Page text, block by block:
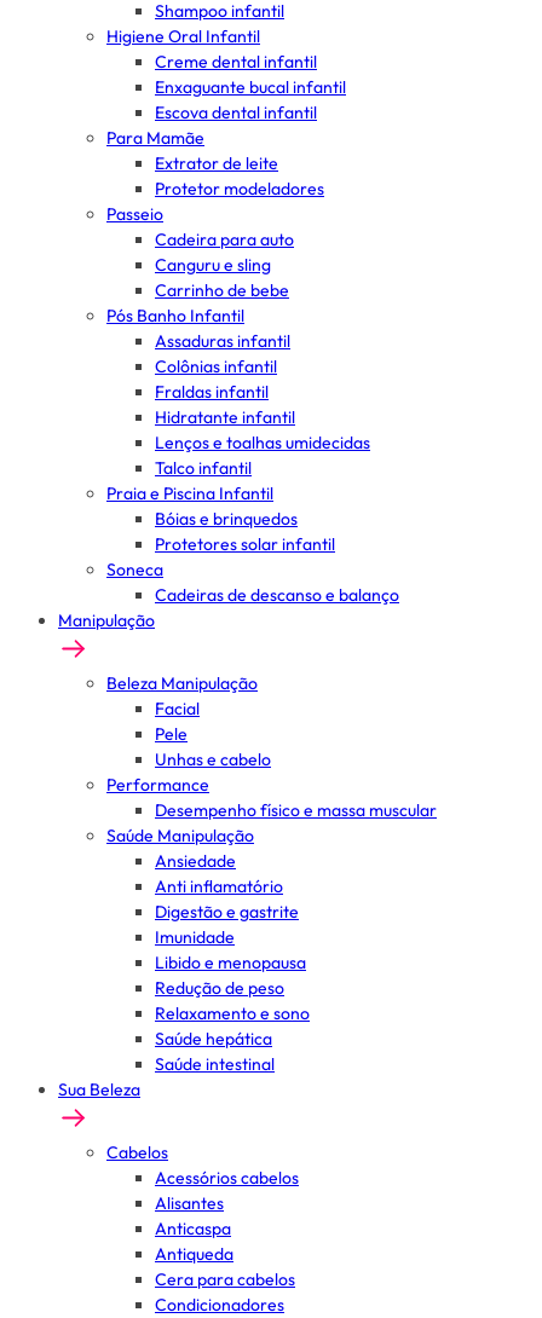
Shampoo infantil
Higiene Oral Infantil
Creme dental infantil
Enxaguante bucal infantil
Escova dental infantil
Para Mamãe
Extrator de leite
Protetor modeladores
Passeio
Cadeira para auto
Canguru e sling
Carrinho de bebe
Pós Banho Infantil
Assaduras infantil
Colônias infantil
Fraldas infantil
Hidratante infantil
Lenços e toalhas umidecidas
Talco infantil
Praia e Piscina Infantil
Bóias e brinquedos
Protetores solar infantil
Soneca
Cadeiras de descanso e balanço
Manipulação
Beleza Manipulação
Facial
Pele
Unhas e cabelo
Performance
Desempenho físico e massa muscular
Saúde Manipulação
Ansiedade
Anti inflamatório
Digestão e gastrite
Imunidade
Libido e menopausa
Redução de peso
Relaxamento e sono
Saúde hepática
Saúde intestinal
Sua Beleza
Cabelos
Acessórios cabelos
Alisantes
Anticaspa
Antiqueda
Cera para cabelos
Condicionadores